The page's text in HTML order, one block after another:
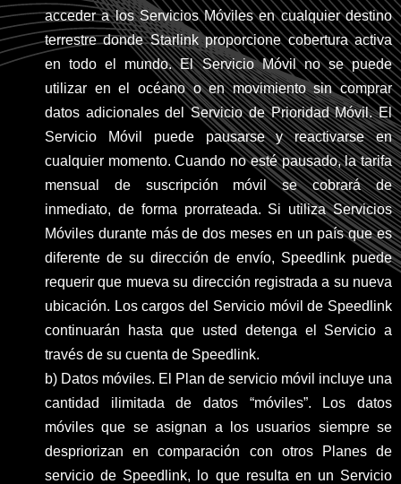
acceder a los Servicios Móviles en cualquier destino
terrestre donde Starlink proporcione cobertura activa
en todo el mundo. El Servicio Móvil no se puede
utilizar en el océano o en movimiento sin comprar
datos adicionales del Servicio de Prioridad Móvil. El
Servicio Móvil puede pausarse y reactivarse en
cualquier momento. Cuando no esté pausado, la tarifa
mensual de suscripción móvil se cobrará de
inmediato, de forma prorrateada. Si utiliza Servicios
Móviles durante más de dos meses en un país que es
diferente de su dirección de envío, Speedlink puede
requerir que mueva su dirección registrada a su nueva
ubicación. Los cargos del Servicio móvil de Speedlink
continuarán hasta que usted detenga el Servicio a
través de su cuenta de Speedlink.
b) Datos móviles. El Plan de servicio móvil incluye una
cantidad ilimitada de datos “móviles”. Los datos
móviles que se asignan a los usuarios siempre se
despriorizan en comparación con otros Planes de
servicio de Speedlink, lo que resulta en un Servicio